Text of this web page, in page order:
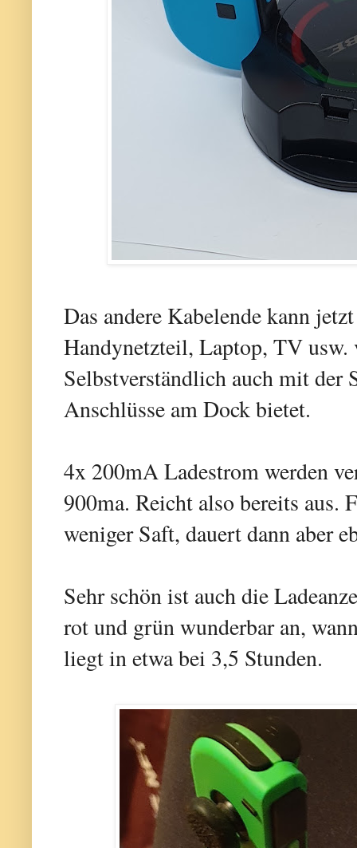
Das andere Kabelende kann
Handynetzteil, Laptop, TV usw.
Selbstverständlich auch mit der
Anschlüsse am Dock bietet.
4x 200mA Ladestrom werden
900ma. Reicht also bereits
weniger Saft, dauert dann aber
Sehr schön ist auch die
rot und grün wunderbar an,
liegt in etwa bei 3,5 Stunden.